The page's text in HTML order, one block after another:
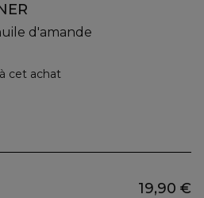
d'amande
cet achat
19,90 €